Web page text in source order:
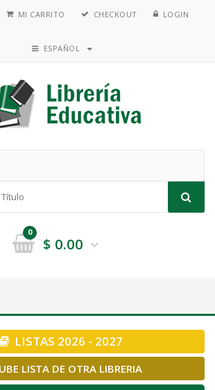
MI CARRITO CHECKOUT LOGIN
ESPAÑOL
0
$ 0.00
LISTAS 2026 - 2027
LISTA DE OTRA LIBRERIA